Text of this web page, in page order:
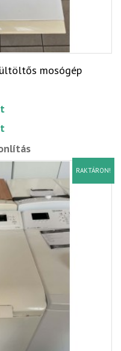
mosógép
RAKTÁRON!